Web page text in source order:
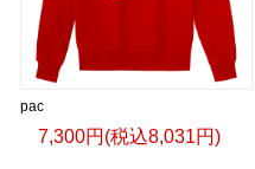
pac
7,300円(税込8,031円)